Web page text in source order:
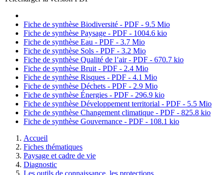
Fiche de synthèse Biodiversité - PDF - 9.5 Mio
Fiche de synthèse Paysage - PDF - 1004.6 kio
Fiche de synthèse Eau - PDF - 3.7 Mio
Fiche de synthèse Sols - PDF - 3.2 Mio
Fiche de synthèse Qualité de l’air - PDF - 670.7 kio
Fiche de synthèse Bruit - PDF - 2.4 Mio
Fiche de synthèse Risques - PDF - 4.1 Mio
Fiche de synthèse Déchets - PDF - 2.9 Mio
Fiche de synthèse Énergies - PDF - 296.9 kio
Fiche de synthèse Développement territorial - PDF - 5.5 Mio
Fiche de synthèse Changement climatique - PDF - 825.8 kio
Fiche de synthèse Gouvernance - PDF - 108.1 kio
Accueil
Fiches thématiques
Paysage et cadre de vie
Diagnostic
Les outils de connaissance, les protections